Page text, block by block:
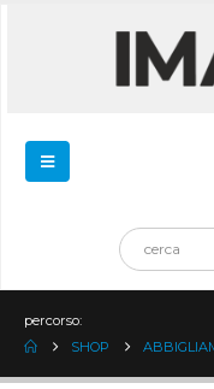
percorso:
SHOP